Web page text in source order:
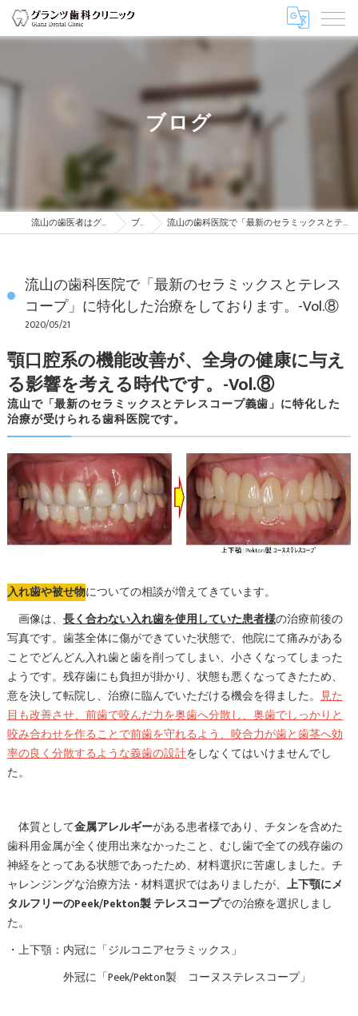
ブログ
流山の歯医者はグランツ歯科クリニック ブログ 流山の歯科医院で「最新のセラミックスとテレスコープ」に特化した治療をしております。-Vol.⑧
流山の歯科医院で「最新のセラミックスとテレス
コープ」に特化した治療をしております。-Vol.⑧
2020/05/21
流山で「最新のセラミックスとテレスコープ義歯」に特化した
治療が受けられる歯科医院です。
顎口腔系の機能改善が、全身の健康に与え
る影響を考える時代です。-Vol.⑧
入れ歯や被せ物についての相談が増えてきています。
画像は、 長く合わない入れ歯を使用していた患者様の治療前後の
写真です。歯茎全体に傷ができていた状態で、他院にて痛みがある
ことでどんどん入れ歯と歯を削ってしまい、小さくなってしまった
ようです。残存歯にも負担が掛かり、状態も悪くなってきたため、
意を決して転院し、治療に臨んでいただける機会を得ました。 見た
目も改善させ、前歯で咬んだ力を奥歯へ分散し、奥歯でしっかりと
咬み合わせを作ることで前歯を守れるよう、咬合力が歯と歯茎へ効
率の良く分散するような義歯の設計をしなくてはいけませんでし
た。
体質として金属アレルギーがある患者様であり、チタンを含めた
歯科用金属が全く使用出来なかったこと、むし歯で全ての残存歯の
神経をとってある状態であったため、材料選択に苦慮しました。チ
ャレンジングな治療方法・材料選択ではありましたが、 上下顎にメ
タルフリーのPeek/Pekton製 テレスコープでの治療を選択しまし
た。
・上下顎：内冠に「ジルコニアセラミックス」
外冠に「Peek/Pekton製 コーヌステレスコープ」